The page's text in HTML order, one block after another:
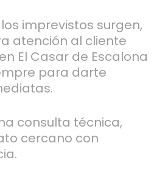
imprevistos surgen,
atención al cliente
El Casar de Escalona
para darte
consulta técnica,
cercano con